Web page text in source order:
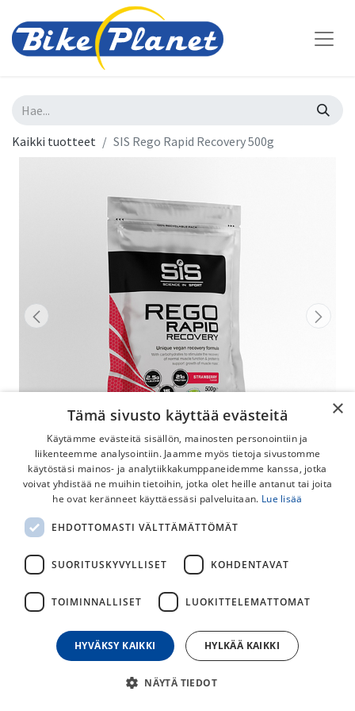
Kaikki tuotteet SIS Rego Rapid Recovery 500g
SIS Rego Rapid Recovery 500g
jolla saat palautumisen käyntiin heti harjoituksen jälkeen.
22,00€
päivän alin hinta
×
Tämä sivusto käyttää evästeitä
Käytämme evästeitä sisällön, mainosten personointiin ja
liikenteemme analysointiin. Jaamme myös tietoja sivustomme
käytöstäsi mainos- ja analytiikkakumppaneidemme kanssa, jotka
voivat yhdistää ne muihin tietoihin, jotka olet heille antanut tai joita
he ovat keränneet käyttäessäsi palveluitaan. Lue lisää
EHDOTTOMASTI VÄLTTÄMÄTTÖMÄT
SUORITUSKYVYLLISET KOHDENTAVAT
TOIMINNALLISET LUOKITTELEMATTOMAT
HYVÄKSY KAIKKI HYLKÄÄ KAIKKI
NÄYTÄ TIEDOT